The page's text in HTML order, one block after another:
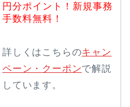
円分ポイント！新規事務
手数料無料！
詳しくはこちらのキャン
ペーン・クーポンで解説
しています。